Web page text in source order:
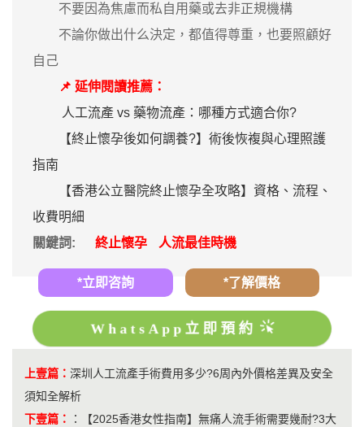
不要因為焦慮而私自用藥或去非正規機構
不論你做出什么決定，都值得尊重，也要照顧好
自己
📌 延伸閱讀推薦：
人工流產 vs 藥物流產：哪種方式適合你?
【終止懷孕後如何調養?】術後恢複與心理照護
指南
【香港公立醫院終止懷孕全攻略】資格、流程、
收費明細
關鍵詞:
終止懷孕 人流最佳時機
*立即咨詢 *了解價格
WhatsApp立即預約
上壹篇： 深圳人工流產手術費用多少?6周內外價格差異及安全
須知全解析
下壹篇：
：
【2025香港女性指南】無痛人流手術需要幾耐?3大